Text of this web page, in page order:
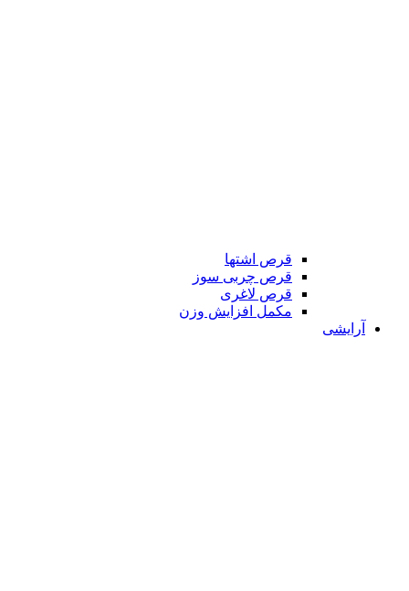
قرص اشتها
قرص چربی سوز
قرص لاغری
مکمل افزایش وزن
آرایشی